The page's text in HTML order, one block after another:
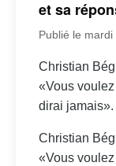
et sa
Publié le
Christian
«Vous
dirai
Christian
«Vous